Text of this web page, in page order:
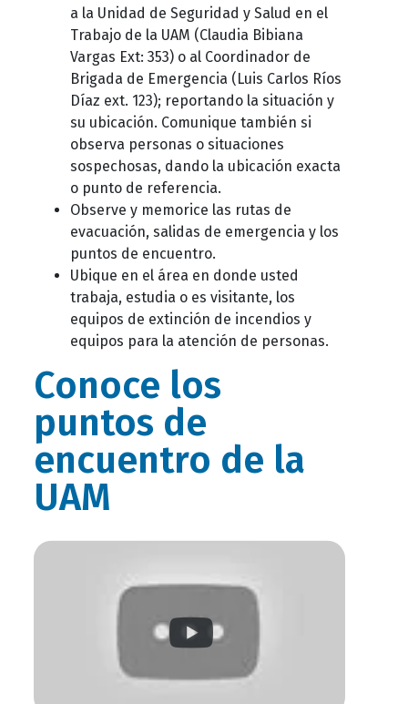
a la Unidad de Seguridad y Salud en el
Trabajo de la UAM (Claudia Bibiana
Vargas Ext: 353) o al Coordinador de
Brigada de Emergencia (Luis Carlos Ríos
Díaz ext. 123); reportando la situación y
su ubicación. Comunique también si
observa personas o situaciones
sospechosas, dando la ubicación exacta
o punto de referencia.
Observe y memorice las rutas de
evacuación, salidas de emergencia y los
puntos de encuentro.
Ubique en el área en donde usted
trabaja, estudia o es visitante, los
equipos de extinción de incendios y
equipos para la atención de personas.
Conoce los
puntos de
encuentro de la
UAM